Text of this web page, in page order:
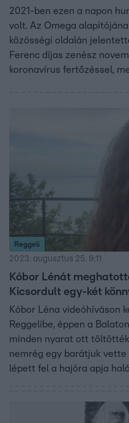
2021-ben ezen a napon
volt. Az Omega
közösségi oldalán
Ferenc díjas zenész
koronavírus fertőzéssel,
alapításra, a névadásra
másként emlékeznek,
Reggeli
2023. augusztus 25. 9:11
Kóbor Lénát
Kicsordult egy-két
Kóbor Léna videóhíváson
Reggelibe, éppen a
minden nyarat ott
nemrég egy barátjuk
lépett fel a hajóra apja